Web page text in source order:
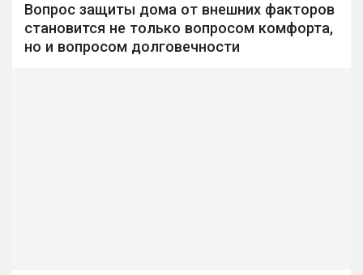
Вопрос защиты дома от внешних факторов
становится не только вопросом комфорта,
но и вопросом долговечности